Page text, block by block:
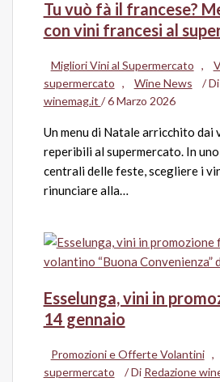
Tu vuò fà il francese?
con vini francesi al
Migliori Vini al Supermercato ,
supermercato , Wine News / Di
winemag.it /6 Marzo 2026
Un menu di Natale arricchito dai
reperibili al supermercato. In
centrali delle feste, scegliere i
rinunciare alla…
Esselunga, vini in
14 gennaio
Promozioni e Offerte Volantini ,
supermercato
/ Di Redazione